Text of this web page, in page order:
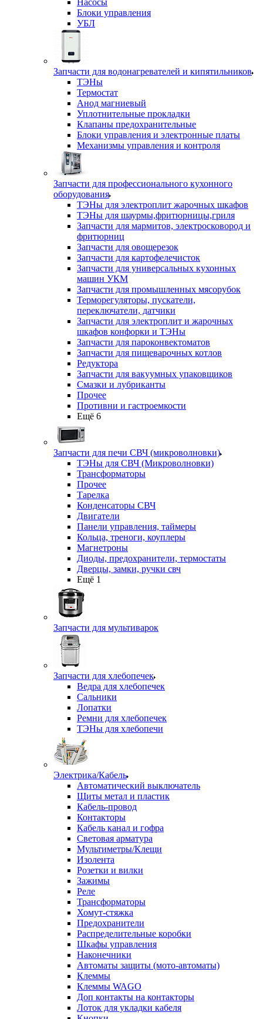
Насосы
Блоки управления
УБЛ
Запчасти для водонагревателей и кипятильников
ТЭНы
Термостат
Анод магниевый
Уплотнительные прокладки
Клапаны предохранительные
Блоки управления и электронные платы
Механизмы управления и контроля
Запчасти для профессионального кухонного
оборудования
ТЭНы для электроплит жарочных шкафов
ТЭНы для шаурмы,фритюрницы,гриля
Запчасти для мармитов, электросковород и
фритюрниц
Запчасти для овощерезок
Запчасти для картофелечисток
Запчасти для универсальных кухонных
машин УКМ
Запчасти для промышленных мясорубок
Терморегуляторы, пускатели,
переключатели, датчики
Запчасти для электроплит и жарочных
шкафов конфорки и ТЭНы
Запчасти для пароконвектоматов
Запчасти для пищеварочных котлов
Редуктора
Запчасти для вакуумных упаковщиков
Смазки и лубриканты
Прочее
Противни и гастроемкости
Ещё 6
Запчасти для печи СВЧ (микроволновки)
ТЭНы для СВЧ (Микроволновки)
Трансформаторы
Прочее
Тарелка
Конденсаторы СВЧ
Двигатели
Панели управления, таймеры
Кольца, треноги, коуплеры
Магнетроны
Диоды, предохранители, термостаты
Дверцы, замки, ручки свч
Ещё 1
Запчасти для мультиварок
Запчасти для хлебопечек
Ведра для хлебопечек
Сальники
Лопатки
Ремни для хлебопечек
ТЭНы для хлебопечи
Электрика/Кабель
Автоматический выключатель
Щиты метал и пластик
Кабель-провод
Контакторы
Кабель канал и гофра
Световая арматура
Мультиметры/Клещи
Изолента
Розетки и вилки
Зажимы
Реле
Трансформаторы
Хомут-стяжка
Предохранители
Распределительные коробки
Шкафы управления
Наконечники
Автоматы защиты (мото-автоматы)
Клеммы
Клеммы WAGO
Доп контакты на контакторы
Лоток для укладки кабеля